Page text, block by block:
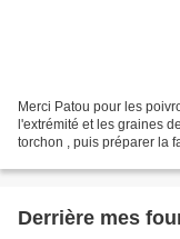
Merci Patou pour les
l'extrémité et les graines
torchon , puis préparer la
Derrière mes